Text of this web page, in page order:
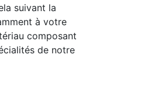
suivant la
à votre
composant
de notre